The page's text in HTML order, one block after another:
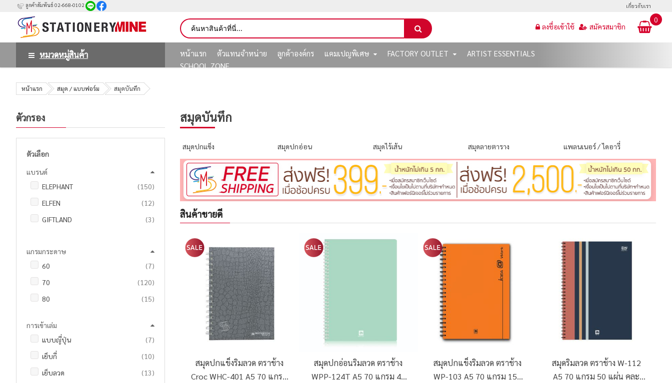
ลูกค้าสัมพันธ์ 02-668-0102 เกี่ยวกับเรา
0
ลงชื่อเข้าใช้ สมัครสมาชิก
หมวดหมู่สินค้า หน้าแรก ตัวแทนจำหน่าย ลูกค้าองค์กร แคมเปญพิเศษ FACTORY OUTLET
ARTIST ESSENTIALS
SCHOOL ZONE
หน้าแรก สมุด / แบบฟอร์ม สมุดบันทึก
สมุดบันทึก
สมุดปกแข็ง สมุดปกอ่อน สมุดไร้เส้น สมุดลายตาราง แพลนเนอร์ / ไดอารี่
สินค้าขายดี
สมุดปกแข็งริมลวด ตราช้าง
Croc WHC-401 A5 70 แกรม
สมุดปกอ่อนริมลวด ตราช้าง
WPP-124T A5 70 แกรม 40
สมุดปกแข็งริมลวด ตราช้าง
WP-103 A5 70 แกรม 150
สมุดริมลวด ตราช้าง W-112
A5 70 แกรม 50 แผ่น คละ
ตัวกรอง
ตัวเลือก
แบรนด์
ELEPHANT
150รายการ
ELFEN
12รายการ
GIFTLAND
3รายการ
นัดพบเครื่องเขียน
4รายการ
แกรมกระดาษ
60
7รายการ
70
120รายการ
80
15รายการ
การเข้าเล่ม
แบบญี่ปุ่น
7รายการ
เย็บกี่
10รายการ
เย็บลวด
13รายการ